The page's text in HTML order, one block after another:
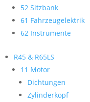
52 Sitzbank
61 Fahrzeugelektrik
62 Instrumente
R45 & R65LS
11 Motor
Dichtungen
Zylinderkopf